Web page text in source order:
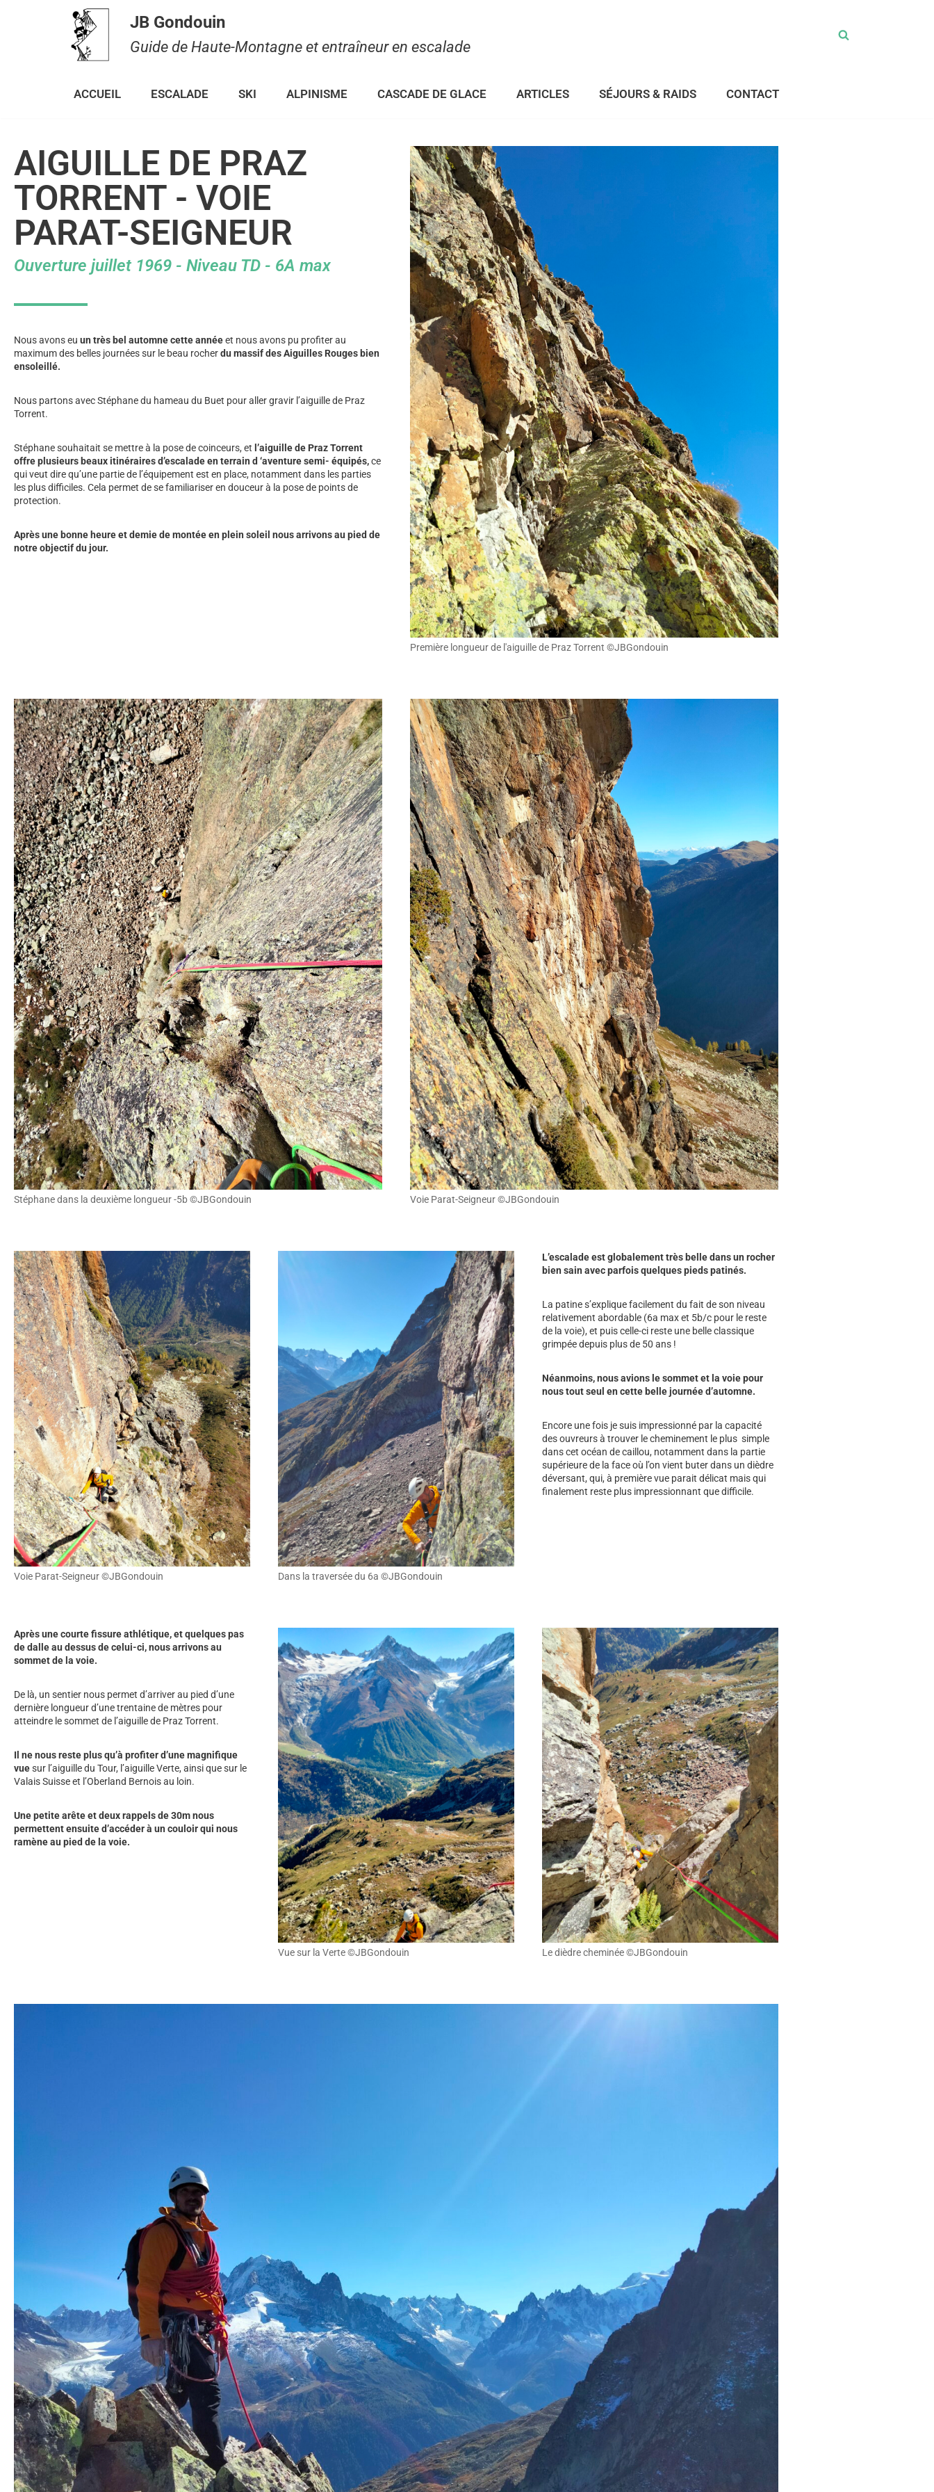
JB Gondouin
Guide de Haute-Montagne et entraîneur en escalade
ACCUEIL ESCALADE SKI ALPINISME CASCADE DE GLACE ARTICLES SÉJOURS & RAIDS CONTACT
AIGUILLE DE PRAZ
TORRENT - VOIE
PARAT-SEIGNEUR
Ouverture juillet 1969 - Niveau TD - 6A max
Nous avons eu un très bel automne cette annéeet nous avons pu profiter au
maximum des belles journées sur le beau rocherdu massif des Aiguilles Rouges bien
ensoleillé.
Nous partons avec Stéphane du hameau du Buet pour aller gravir l’aiguille de Praz
Torrent.
Stéphane souhaitait se mettre à la pose de coinceurs, et l’aiguille de Praz Torrent
offre plusieurs beaux itinéraires d’escalade en terrain d ‘aventure semi- équipés,ce
qui veut dire qu’une partie de l’équipement est en place, notamment dans les parties
les plus difficiles. Cela permet de se familiariser en douceur à la pose de points de
protection.
Après une bonne heure et demie de montée en plein soleil nous arrivons au pied de
notre objectif du jour.
Première longueur de l'aiguille de Praz Torrent ©JBGondouin
Stéphane dans la deuxième longueur -5b ©JBGondouin Voie Parat-Seigneur ©JBGondouin
Voie Parat-Seigneur ©JBGondouin Dans la traversée du 6a ©JBGondouin
L’escalade est globalement très belle dans un rocher
bien sain avec parfois quelques pieds patinés.
La patine s’explique facilement du fait de son niveau
relativement abordable (6a max et 5b/c pour le reste
de la voie), et puis celle-ci reste une belle classique
grimpée depuis plus de 50 ans !
Néanmoins, nous avions le sommet et la voie pour
nous tout seul en cette belle journée d’automne.
Encore une fois je suis impressionné par la capacité
des ouvreurs à trouver le cheminement le plus simple
dans cet océan de caillou, notamment dans la partie
supérieure de la face où l’on vient buter dans un dièdre
déversant, qui, à première vue parait délicat mais qui
finalement reste plus impressionnant que difficile.
Après une courte fissure athlétique, et quelques pas
de dalle au dessus de celui-ci, nous arrivons au
sommet de la voie.
De là, un sentier nous permet d’arriver au pied d’une
dernière longueur d’une trentaine de mètres pour
atteindre le sommet de l’aiguille de Praz Torrent.
Il ne nous reste plus qu’à profiter d’une magnifique
vuesur l’aiguille du Tour, l’aiguille Verte, ainsi que sur le
Valais Suisse et l’Oberland Bernois au loin.
Une petite arête et deux rappels de 30m nous
permettent ensuite d’accéder à un couloir qui nous
ramène au pied de la voie.
Vue sur la Verte ©JBGondouin Le dièdre cheminée ©JBGondouin